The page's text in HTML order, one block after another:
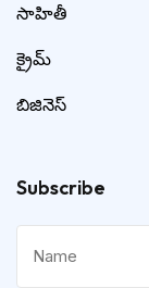
సాహితీ
క్రైమ్
బిజినెస్
Subscribe